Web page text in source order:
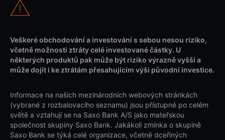
Veškeré obchodování a investování s sebou nesou riziko,
včetně možnosti ztráty celé investované částky. U
některých produktů pak může být riziko výrazně vyšší a
může dojít i ke ztrátám přesahujícím výši původní investice.
Informace na našich mezinárodních webových stránkách
(vybrané z rozbalovacího seznamu) jsou přístupné po celém
světě a vztahují se na Saxo Bank A/S jako mateřskou
společnost skupiny Saxo Bank. Jakákoli zmínka o skupině
Saxo Bank se týká celé organizace, včetně dceřiných